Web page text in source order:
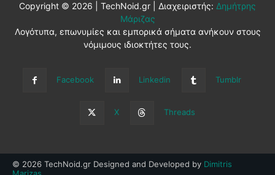
Copyright © 2026 | TechNoid.gr | Διαχειριστής: Δημήτρης
Μάριζας
Λογότυπα, επωνυμίες και εμπορικά σήματα ανήκουν στους
νόμιμους ιδιοκτήτες τους.
Facebook Linkedin Tumblr
X Threads
© 2026 TechNoid.gr Designed and Developed by Dimitris